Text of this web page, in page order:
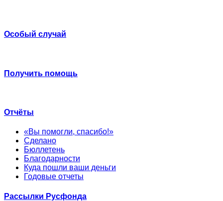
Особый случай
Получить помощь
Отчёты
«Вы помогли, спасибо!»
Сделано
Бюллетень
Благодарности
Куда пошли ваши деньги
Годовые отчеты
Рассылки Русфонда